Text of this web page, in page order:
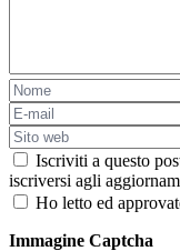
Iscriviti a questo
iscriversi agli
Ho letto ed
Immagine Captcha